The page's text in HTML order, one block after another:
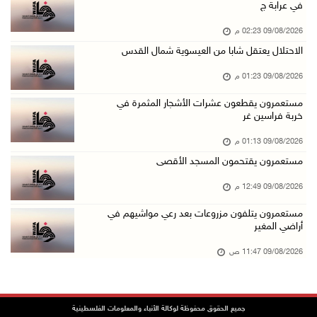
09/آب/2026 12:12 م
مركز الاتصال الحكومي يرصد أهم التدخلات التي ن ...
سلطة النقد و"اوريدو" توقعان مذكرة تفاهم للاست ...
09/آب/2026 12:00 م
09/آب/2026 11:53 ص
مستعمرون يتلفون مزروعات بعد رعي مواشيهم في أر ...
09/آب/2026 11:47 ص
73,386 شهيدا و174,250 مصابا منذ بدء حرب الإبا ...
"فتح" تنعي القائد الوطنيّ السفير دياب اللوح
الرئيس ينعى سفير فلسطين لدى مصر القائد الوطني ...
في عرابة ج
09/08/2026 02:23 م
الاحتلال يعتقل شابا من العيسوية شمال القدس
09/08/2026 01:23 م
مستعمرون يقطعون عشرات الأشجار المثمرة في
خربة فراسين غر
09/08/2026 01:13 م
مستعمرون يقتحمون المسجد الأقصى
09/08/2026 12:49 م
مستعمرون يتلفون مزروعات بعد رعي مواشيهم في
أراضي المغير
09/08/2026 11:47 ص
جميع الحقوق محفوظة لوكالة الأنباء والمعلومات الفلسطينية